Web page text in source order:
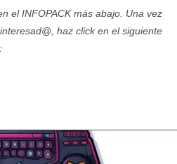
el INFOPACK más abajo. Una vez
haz click en el siguiente